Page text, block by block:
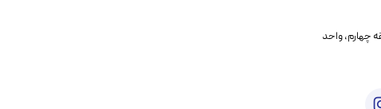
خیابان بنی هاشم پلاک ۲۰۲ ، طبقه چهارم، واحد